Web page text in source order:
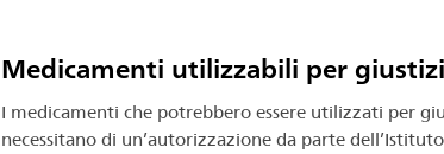
Medicamenti utilizzabili per
I medicamenti che potrebbero essere utilizzati per
necessitano di un’autorizzazione da parte